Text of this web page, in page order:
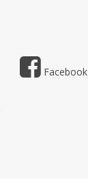
Facebook